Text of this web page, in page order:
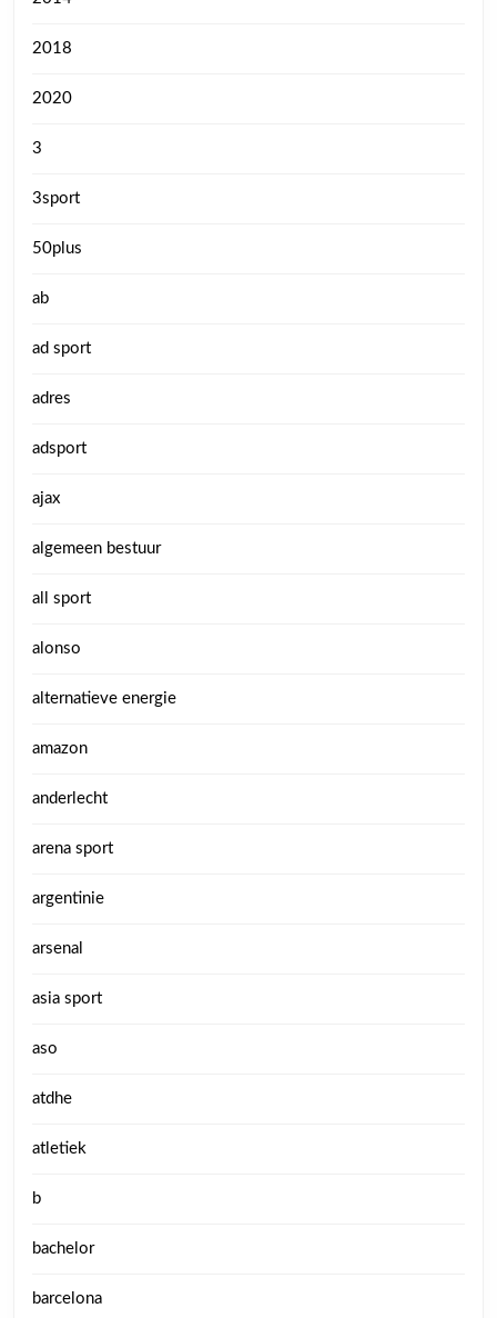
2018
2020
3
3sport
50plus
ab
ad sport
adres
adsport
ajax
algemeen bestuur
all sport
alonso
alternatieve energie
amazon
anderlecht
arena sport
argentinie
arsenal
asia sport
aso
atdhe
atletiek
b
bachelor
barcelona